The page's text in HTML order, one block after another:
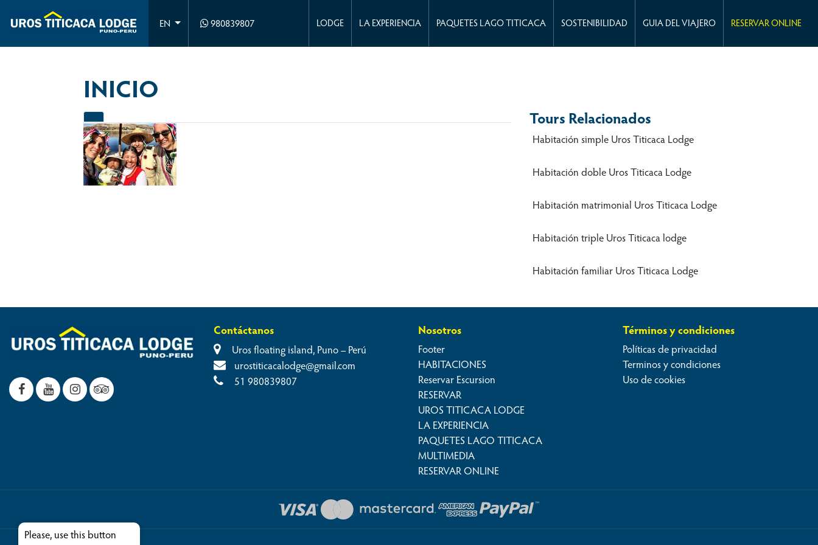
EN 980839807 LODGE LA EXPERIENCIA PAQUETES LAGO TITICACA SOSTENIBILIDAD GUIA DEL VIAJERO RESERVAR ONLINE
INICIO
Tours Relacionados
Habitación simple Uros Titicaca Lodge
Habitación doble Uros Titicaca Lodge
Habitación matrimonial Uros Titicaca Lodge
Habitación triple Uros Titicaca lodge
Habitación familiar Uros Titicaca Lodge
Contáctanos
Uros floating island, Puno – Perú
urostiticacalodge@gmail.com
51 980839807
Nosotros
Footer
HABITACIONES
Reservar Escursion
RESERVAR
UROS TITICACA LODGE
LA EXPERIENCIA
PAQUETES LAGO TITICACA
MULTIMEDIA
RESERVAR ONLINE
Términos y condiciones
Políticas de privacidad
Terminos y condiciones
Uso de cookies
Please, use this button